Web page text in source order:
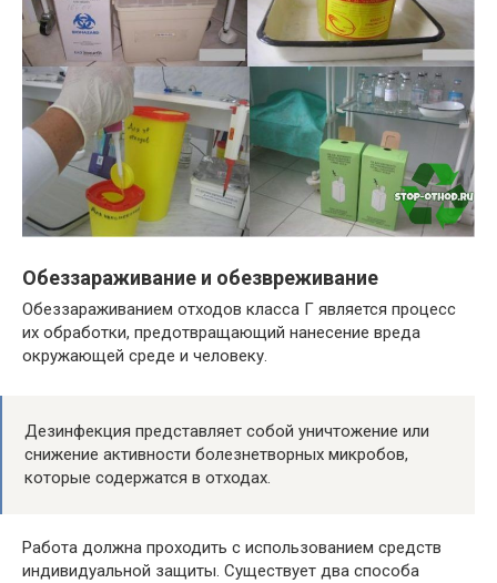
Обеззараживание и обезвреживание
Обеззараживанием отходов класса Г является процесс
их обработки, предотвращающий нанесение вреда
окружающей среде и человеку.
Дезинфекция представляет собой уничтожение или
снижение активности болезнетворных микробов,
которые содержатся в отходах.
Работа должна проходить с использованием средств
индивидуальной защиты. Существует два способа